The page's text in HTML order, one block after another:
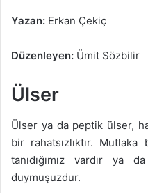
göndermek
Yazan: Erkan Çekiç
Düzenleyen: Ümit Sözbilir
Ülser
Ülser ya da peptik ülser,
bir rahatsızlıktır.
tanıdığımız vardır ya
duymuşuzdur.